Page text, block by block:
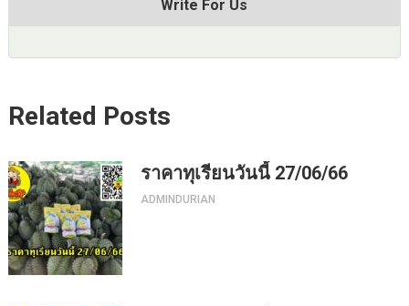
Write For Us
Related Posts
ราคาทุเรียนวันนี้ 27/06/66
ADMINDURIAN